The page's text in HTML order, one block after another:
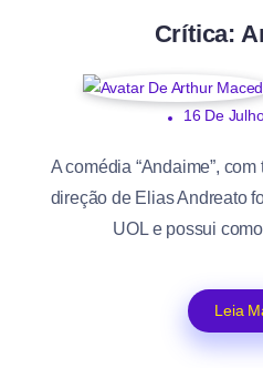
Crítica:
16 De
A comédia “Andaime”,
direção de Elias Andreato
UOL e possui
Leia